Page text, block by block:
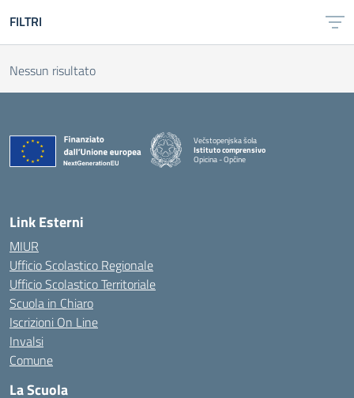
FILTRI
Nessun risultato
Večstopenjska šola
Istituto comprensivo
Opicina - Opčine
Link Esterni
MIUR
Ufficio Scolastico Regionale
Ufficio Scolastico Territoriale
Scuola in Chiaro
Iscrizioni On Line
Invalsi
Comune
La Scuola